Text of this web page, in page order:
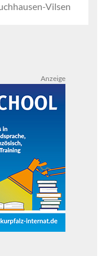
Vilsen
Anzeige